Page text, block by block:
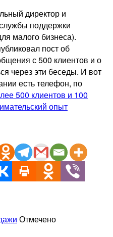
директор и
поддержки
малого бизнеса).
пост об
с 500 клиентов и о
через эти беседы. И вот
есть телефон, по
500 клиентов и 100
опыт
Отмечено